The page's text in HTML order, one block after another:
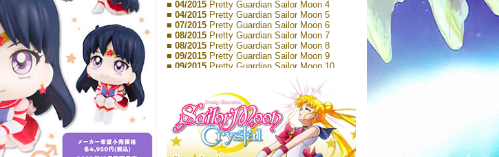
■ 04/2015 Pretty Guardian Sailor Moon 4
■ 04/2015 Pretty Guardian Sailor Moon 5
■ 07/2015 Pretty Guardian Sailor Moon 6
■ 08/2015 Pretty Guardian Sailor Moon 7
■ 08/2015 Pretty Guardian Sailor Moon 8
■ 09/2015 Pretty Guardian Sailor Moon 9
■ 09/2015 Pretty Guardian Sailor Moon 10
Pretty Guardian Sailor Moon 11
Pretty Guardian Sailor Moon 12
Pretty Guardian Sailor Moon Short
Stories 1
■ 09/2018Pretty Guardian Sailor Moon Short
Stories 2
■ 01/2022Pretty Guardian Sailor Moon Eternal
Edition 1